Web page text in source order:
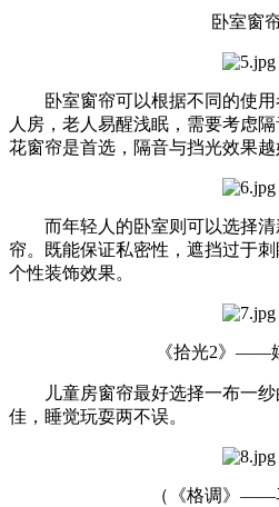
卧室窗
卧室窗帘可以根据不同的使用
人房，老人易醒浅眠，需要考虑
花窗帘是首选，隔音与挡光效果越
而年轻人的卧室则可以选择清
帘。既能保证私密性，遮挡过于
个性装饰效果。
《拾光2》——
儿童房窗帘最好选择一布一纱
佳，睡觉玩耍两不误。
（《格调》——